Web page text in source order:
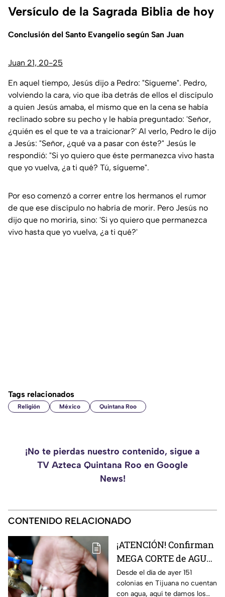
Versículo de la Sagrada Biblia de hoy
Conclusión del Santo Evangelio según San Juan
Juan 21, 20-25
En aquel tiempo, Jesús dijo a Pedro: "Sígueme". Pedro,
volviendo la cara, vio que iba detrás de ellos el discípulo
a quien Jesús amaba, el mismo que en la cena se había
reclinado sobre su pecho y le había preguntado: 'Señor,
¿quién es el que te va a traicionar?' Al verlo, Pedro le dijo
a Jesús: "Señor, ¿qué va a pasar con éste?" Jesús le
respondió: "Si yo quiero que éste permanezca vivo hasta
que yo vuelva, ¿a ti qué? Tú, sígueme".
Por eso comenzó a correr entre los hermanos el rumor
de que ese discípulo no habría de morir. Pero Jesús no
dijo que no moriría, sino: 'Si yo quiero que permanezca
vivo hasta que yo vuelva, ¿a ti qué?'
Tags relacionados
Religión México Quintana Roo
¡No te pierdas nuestro contenido, sigue a
TV Azteca Quintana Roo en Google
News!
CONTENIDO RELACIONADO
¡ATENCIÓN! Confirman
MEGA CORTE de AGUA
en más de 150 colonias,
aquí la lista completa
Desde el día de ayer 151
colonias en Tijuana no cuentan
con agua, aquí te damos los